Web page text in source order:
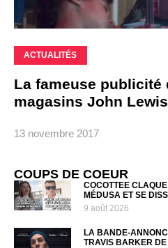
ACTUALITÉS
La fameuse publicité
magasins John
13 novembre 2017
COUPS DE COEUR
COCOTTEE
MÉDUSA ET SE
9 août 2026
LA BANDE-
TRAVIS BARKER